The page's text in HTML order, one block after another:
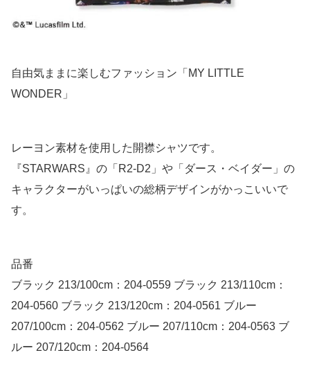
自由気ままに楽しむファッション「MY LITTLE
WONDER」
レーヨン素材を使用した開襟シャツです。
『STARWARS』の「R2-D2」や「ダース・ベイダー」の
キャラクターがいっぱいの総柄デザインがかっこいいで
す。
品番
ブラック 213/100cm：204-0559 ブラック 213/110cm：
204-0560 ブラック 213/120cm：204-0561 ブルー
207/100cm：204-0562 ブルー 207/110cm：204-0563 ブ
ルー 207/120cm：204-0564